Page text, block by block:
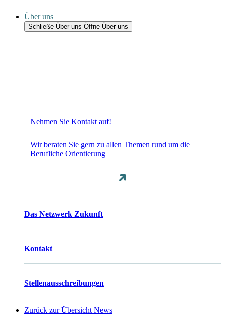
Über uns
Schließe Über uns Öffne Über uns
Nehmen Sie Kontakt auf!
Wir beraten Sie gern zu allen Themen rund um die
Berufliche Orientierung
Das Netzwerk Zukunft
Kontakt
Stellenausschreibungen
Zurück zur Übersicht News